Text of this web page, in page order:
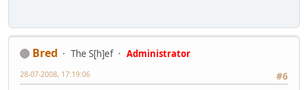
Bred The S[h]ef
Administrator
#6
28-07-2008, 17:19:06